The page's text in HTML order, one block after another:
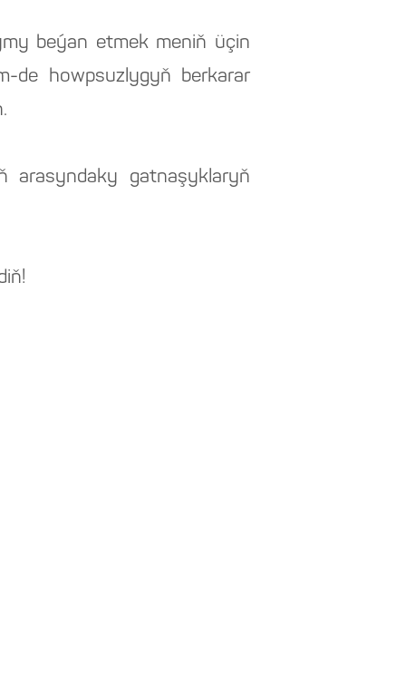
beýan etmek meniň üçin
de howpsuzlygyň berkarar
arasyndaky gatnaşyklaryň